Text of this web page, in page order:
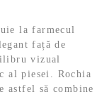
la farmecul
față de
vizual
al piesei. Rochia
astfel să combine